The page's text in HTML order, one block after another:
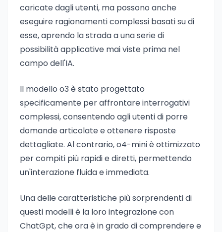
caricate dagli utenti, ma possono anche
eseguire ragionamenti complessi basati su di
esse, aprendo la strada a una serie di
possibilità applicative mai viste prima nel
campo dell'IA.
Il modello o3 è stato progettato
specificamente per affrontare interrogativi
complessi, consentendo agli utenti di porre
domande articolate e ottenere risposte
dettagliate. Al contrario, o4-mini è ottimizzato
per compiti più rapidi e diretti, permettendo
un'interazione fluida e immediata.
Una delle caratteristiche più sorprendenti di
questi modelli è la loro integrazione con
ChatGpt, che ora è in grado di comprendere e